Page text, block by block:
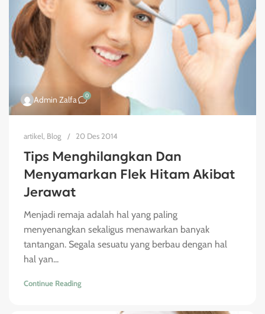
Admin Zalfa 0
artikel, Blog 20 Des 2014
Tips Menghilangkan Dan
Menyamarkan Flek Hitam Akibat
Jerawat
Menjadi remaja adalah hal yang paling
menyenangkan sekaligus menawarkan banyak
tantangan. Segala sesuatu yang berbau dengan hal
hal yan...
Continue Reading